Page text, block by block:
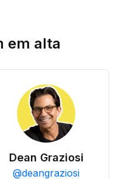
em alta
Dean Graziosi
@deangraziosi